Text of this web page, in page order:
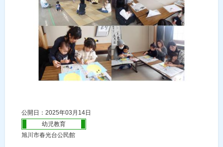
公開日：2025年03月14日
幼児教育
旭川市春光台公民館